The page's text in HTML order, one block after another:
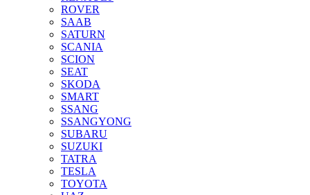
ROVER
SAAB
SATURN
SCANIA
SCION
SEAT
SKODA
SMART
SSANG
SSANGYONG
SUBARU
SUZUKI
TATRA
TESLA
TOYOTA